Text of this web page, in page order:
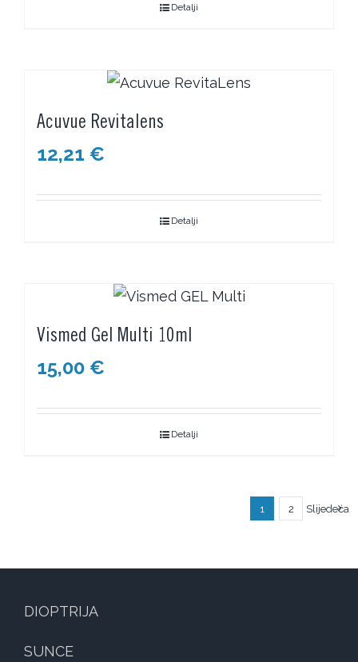
Detalji
Acuvue Revitalens
12,21 €
Detalji
Vismed Gel Multi 10ml
15,00 €
Detalji
1 2 Slijedeća
DIOPTRIJA
SUNCE